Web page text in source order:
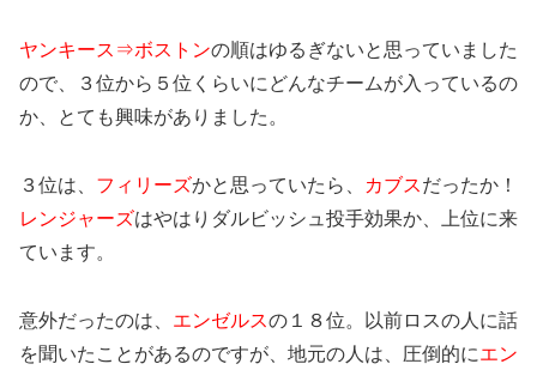
ヤンキース⇒ボストンの順はゆるぎないと思っていました
ので、３位から５位くらいにどんなチームが入っているの
か、とても興味がありました。
３位は、 フィリーズかと思っていたら、 カブスだったか！
レンジャーズはやはりダルビッシュ投手効果か、上位に来
ています。
意外だったのは、 エンゼルスの１８位。以前ロスの人に話
を聞いたことがあるのですが、地元の人は、圧倒的にエン